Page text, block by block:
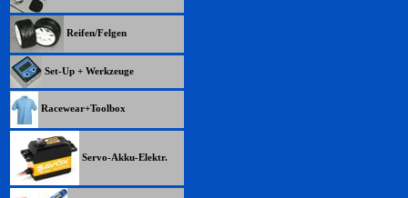
Reifen/Felgen
Set-Up + Werkzeuge
Racewear+Toolbox
Servo-Akku-Elektr.